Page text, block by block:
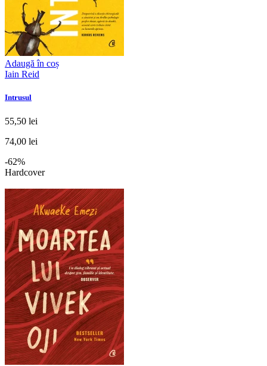
Adaugă în coș
Iain Reid
Intrusul
55,50 lei
74,00 lei
-62%
Hardcover